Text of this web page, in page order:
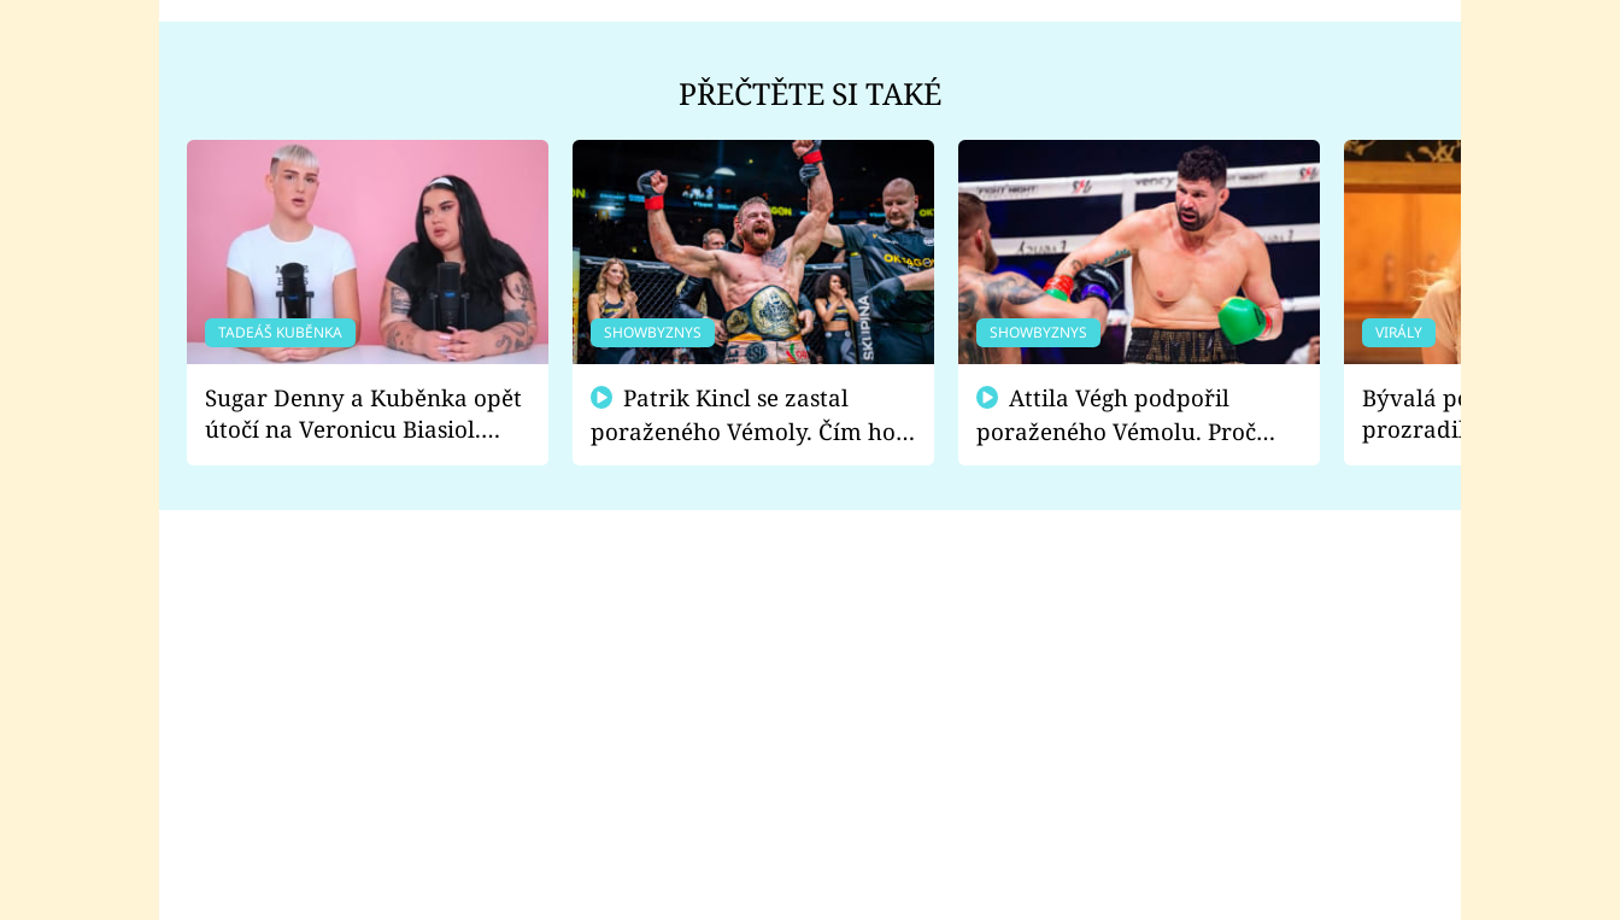
PŘEČTĚTE SI TAKÉ
TADEÁŠ KUBĚNKA
Sugar Denny a Kuběnka opět
útočí na Veronicu Biasiol.
Proč je podle nich falešná a
SHOWBYZNYS
poraženého Vémoly. Čím ho
fanoušci naštvali?
SHOWBYZNYS
poraženého Vémolu. Proč
chce raději zápasit s ním než
VIRÁLY
Bývalá pornoherečka
prozradila, co ji
natáčení Euforie.